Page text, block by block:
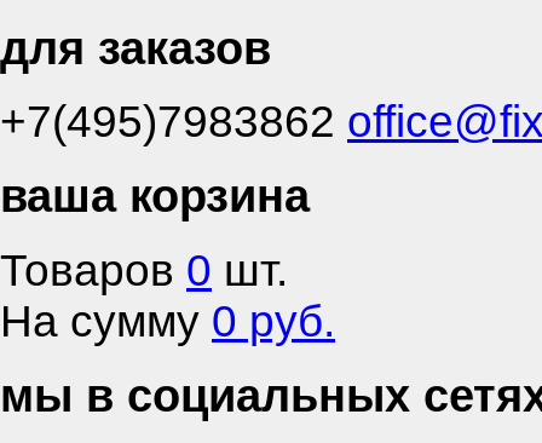
для заказов
+7(495)7983862
ваша корзина
Товаров 0 шт.
На сумму 0 руб.
мы в социальных